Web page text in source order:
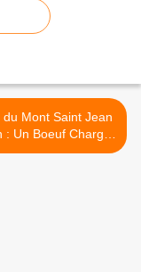
du Mont Saint Jean
: Un Boeuf Charge
(Juillet 2020). >